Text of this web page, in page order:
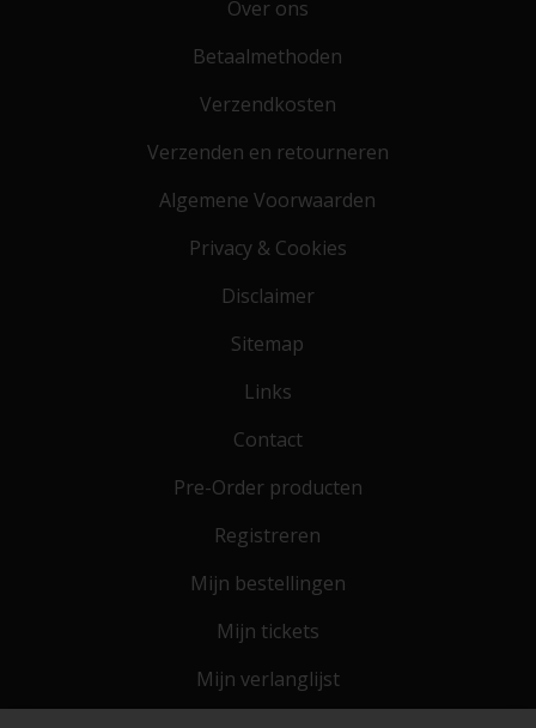
Over ons
Betaalmethoden
Verzendkosten
Verzenden en retourneren
Algemene Voorwaarden
Privacy & Cookies
Disclaimer
Sitemap
Links
Contact
Pre-Order producten
Registreren
Mijn bestellingen
Mijn tickets
Mijn verlanglijst